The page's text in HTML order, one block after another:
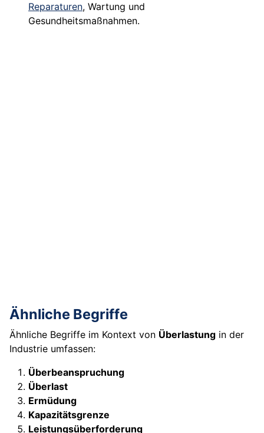
Reparaturen, Wartung und
Gesundheitsmaßnahmen.
Ähnliche Begriffe
Ähnliche Begriffe im Kontext von Überlastung in der
Industrie umfassen:
Überbeanspruchung
Überlast
Ermüdung
Kapazitätsgrenze
Leistungsüberforderung